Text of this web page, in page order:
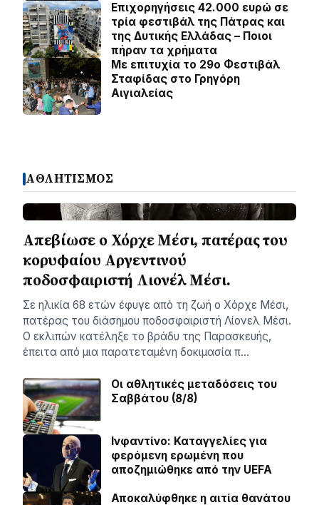
Επιχορηγήσεις 42.000 ευρώ σε
τρία φεστιβάλ της Πάτρας και
της Δυτικής Ελλάδας – Ποιοι
πήραν τα χρήματα
Με επιτυχία το 29ο Φεστιβάλ
Σταφίδας στο Γρηγόρη
Aιγιαλείας
ΑΘΛΗΤΙΣΜΟΣ
Απεβίωσε ο Χόρχε Μέσι, πατέρας του
κορυφαίου Αργεντινού
ποδοσφαιριστή Λιονέλ Μέσι.
Σε ηλικία 68 ετών έφυγε από τη ζωή ο Χόρχε Μέσι,
πατέρας του διάσημου ποδοσφαιριστή Λίονελ Μέσι.
Ο εκλιπών κατέληξε το βράδυ της Παρασκευής,
έπειτα από μια παρατεταμένη δοκιμασία π…
Οι αθλητικές μεταδόσεις του
Σαββάτου (8/8)
Ινφαντίνο: Καταγγελίες για
φερόμενη ερωμένη που
αποζημιώθηκε από την UEFA
Αποκαλύφθηκε η αιτία θανάτου